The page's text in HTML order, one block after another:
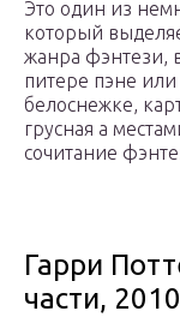
Это один из
который
жанра фэнтези,
питере пэне
белоснежке,
грусная а
сочитание
Гарри
части,